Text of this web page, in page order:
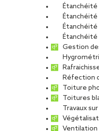
Étanchéité
Étanchéité
Étanchéité
Gestion
Réfection
Toiture
Toitures
Travaux
Ventilation
PARTAGER